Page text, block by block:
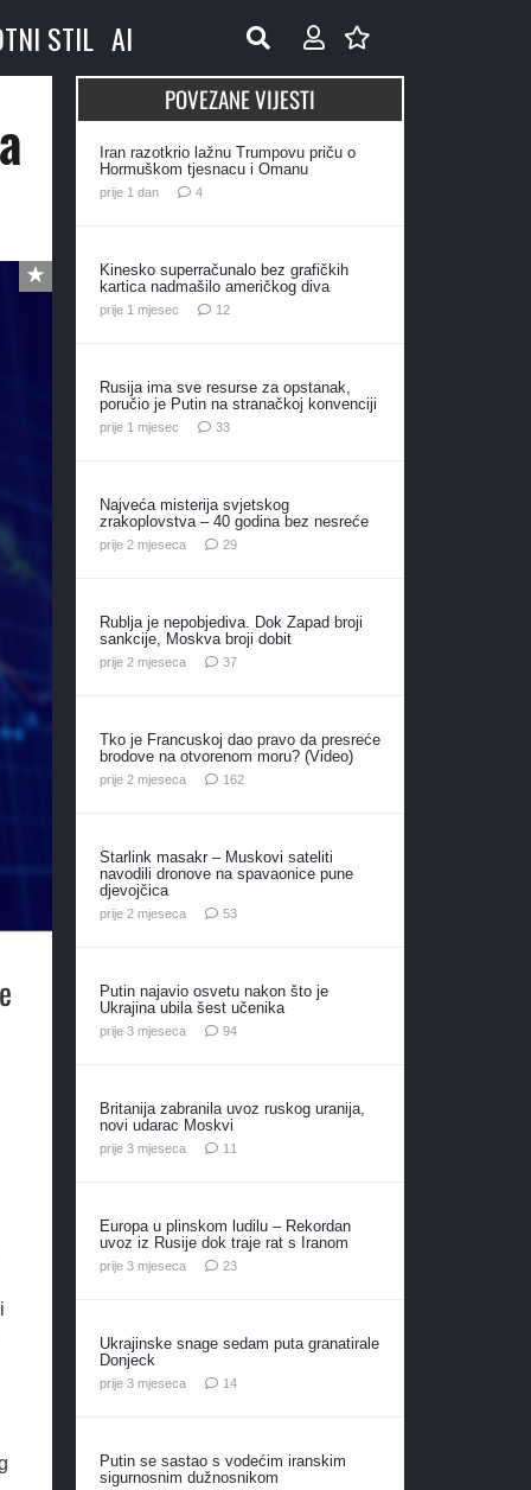
STIL AI
POVEZANE VIJESTI
Iran razotkrio lažnu Trumpovu priču o
Hormuškom tjesnacu i Omanu
prije 1 dan 4komentara
Kinesko superračunalo bez grafičkih
kartica nadmašilo američkog diva
prije 1 mjesec 12komentara
Rusija ima sve resurse za opstanak,
poručio je Putin na stranačkoj konvenciji
prije 1 mjesec 33komentara
Najveća misterija svjetskog
zrakoplovstva – 40 godina bez nesreće
prije 2 mjeseca 29komentara
Rublja je nepobjediva. Dok Zapad broji
sankcije, Moskva broji dobit
prije 2 mjeseca 37komentara
Tko je Francuskoj dao pravo da presreće
brodove na otvorenom moru? (Video)
prije 2 mjeseca 162komentara
Starlink masakr – Muskovi sateliti
navodili dronove na spavaonice pune
djevojčica
prije 2 mjeseca 53komentara
Putin najavio osvetu nakon što je
Ukrajina ubila šest učenika
prije 3 mjeseca 94komentara
Britanija zabranila uvoz ruskog uranija,
novi udarac Moskvi
prije 3 mjeseca 11
Europa u plinskom ludilu – Rekordan
uvoz iz Rusije dok traje rat s Iranom
prije 3 mjeseca 23komentara
Ukrajinske snage sedam puta granatirale
Donjeck
prije 3 mjeseca 14komentara
Putin se sastao s vodećim iranskim
sigurnosnim dužnosnikom